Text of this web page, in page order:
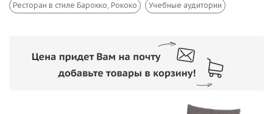
Ресторан в стиле Барокко, Рококо Учебные аудитории